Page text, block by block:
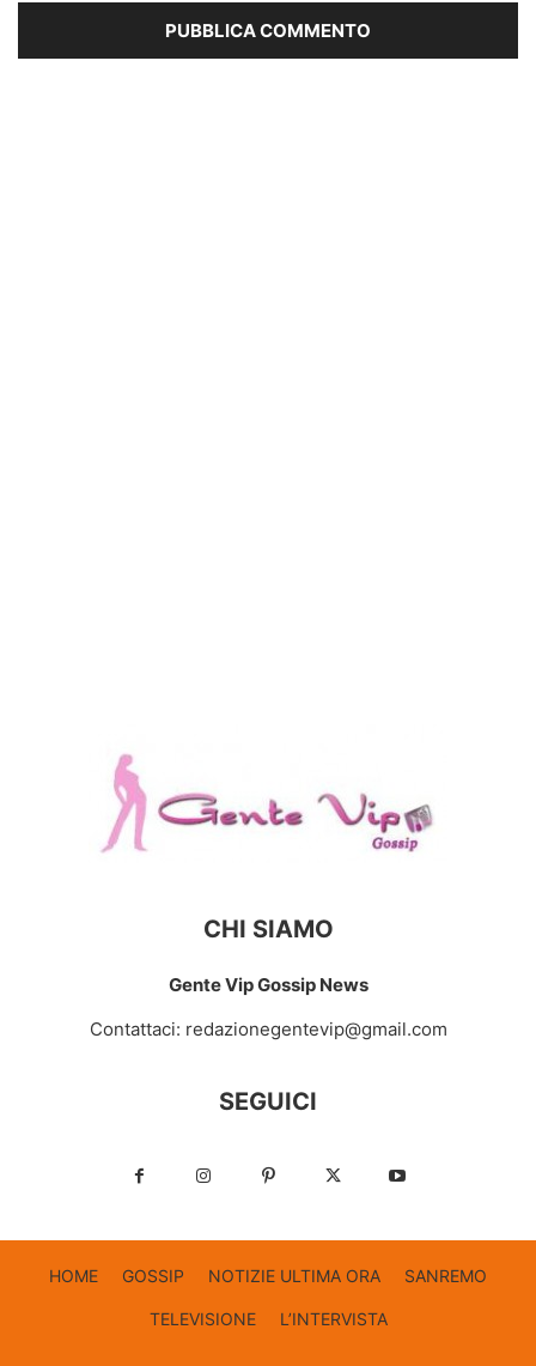
CHI SIAMO
Gente Vip Gossip News
Contattaci: redazionegentevip@gmail.com
SEGUICI
HOME GOSSIP NOTIZIE ULTIMA ORA SANREMO
TELEVISIONE L’INTERVISTA